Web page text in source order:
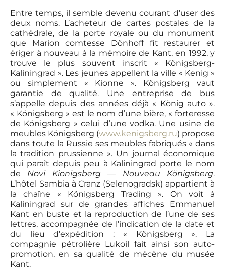
Entre temps, il semble devenu courant d’user des
deux noms. L’acheteur de cartes postales de la
cathédrale, de la porte royale ou du monument
que Marion comtesse Dönhoff fit restaurer et
ériger à nouveau à la mémoire de Kant, en 1992, y
trouve le plus souvent inscrit « Königsberg-
Kaliningrad ». Les jeunes appellent la ville « Kenig »
ou simplement « Kionne ». Königsberg vaut
garantie de qualité. Une entreprise de bus
s’appelle depuis des années déjà « König auto ».
« Königsberg » est le nom d’une bière, « forteresse
de Königsberg » celui d’une vodka. Une usine de
meubles Königsberg (www.kenigsberg.ru) propose
dans toute la Russie ses meubles fabriqués « dans
la tradition prussienne ». Un journal économique
qui paraît depuis peu à Kaliningrad porte le nom
de Novi Kionigsberg — Nouveau Königsberg.
L’hôtel Sambia à Cranz (Selenogradsk) appartient à
la chaîne « Königsberg Trading ». On voit à
Kaliningrad sur de grandes affiches Emmanuel
Kant en buste et la reproduction de l’une de ses
lettres, accompagnée de l’indication de la date et
du lieu d’expédition : « Königsberg ». La
compagnie pétrolière Lukoil fait ainsi son auto-
promotion, en sa qualité de mécène du musée
Kant.